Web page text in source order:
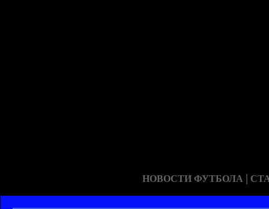
НОВОСТИ ФУТБОЛА |